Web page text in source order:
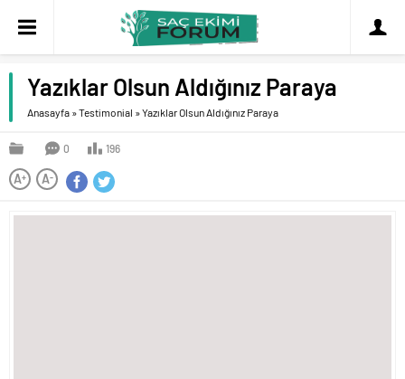
Yazıklar Olsun Aldığınız Paraya
Anasayfa »Testimonial »Yazıklar Olsun Aldığınız Paraya
0 196
A+ A-